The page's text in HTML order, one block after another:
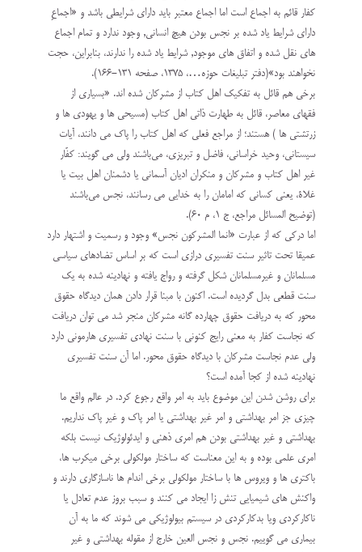
کفار قائم به اجماع است اما اجماع معتبر باید دارای شرایطی باشد و «اجماعِ
داراى شرایط یاد شده بر نجس بودن هیچ انسانى, وجود ندارد و تمام اجماع
هاى نقل شده و اتفاق هاى موجود, شرایط یاد شده را ندارند، بنابراین، حجت
نخواهند بود»(دفتر تبلیغات حوزه…، 1375، صفحه 131-166).
برخی هم قائل به تفکیک اهل کتاب از مشرکان شده اند. «بسياري از
فقهاي معاصر، قائل به طهارت ذاتي اهل كتاب (مسيحي ها و يهودي ها و
زرتشتي ها ) هستند؛ از مراجع فعلي كه اهل كتاب را پاك مي دانند، آيات
‌سيستاني، وحيد خراساني، فاضل و تبريزي، مي‌باشند ولی می گویند: كفّار
غير اهل كتاب و مشركان و منكران اديان آسماني يا دشمنان اهل بيت يا
غلاة، يعني كساني كه امامان را به خدايي مي رسانند، نجس مي‌باشند
(توضيح المسائل مراجع، ج 1، م ‌60).
اما درکی که از عبارت «انما المشرکون نجس» وجود و رسمیت و اشتهار دارد
عمیقا تحت تاثیر سنت تفسیری درازی است که بر اساس تضادهای سیاسی
مسلمانان و غیرمسلمانان شکل گرفته و رواج یافته و نهادینه شده به یک
سنت قطعی بدل گردیده است. اکنون با مبنا قرار دادن همان دیدگاه حقوق
محور که به دریافت حقوق چهارده گانه مشرکان منجر شد می توان دریافت
که نجاست کفار به معنی رایج کنونی با سنت نهادی تفسیری هارمونی دارد
ولی عدم نجاست مشرکان با دیدگاه حقوق محور. اما آن سنت تفسیری
نهادینه شده از کجا آمده است؟
برای روشن شدن این موضوع باید به امر واقع رجوع کرد. در عالم واقع ما
چیزی جز امر بهداشتی و امر غیر بهداشتی یا امر پاک و غیر پاک نداریم.
بهداشتی و غیر بهداشتی بودن هم امری ذهنی و ایدئولوژیک نیست بلکه
امری علمی بوده و به این معناست که ساختار مولکولی برخی میکرب ها،
باکتری ها و ویروس ها با ساختار مولکولی برخی اندام ها ناسازگاری دارند و
واکنش های شیمیایی تنش زا ایجاد می کنند و سبب بروز عدم تعادل یا
ناکارکردی ویا بدکارکردی در سیستم بیولوژیکی می شوند که ما به آن
بیماری می گوییم. نجس و نجس العین خارج از مقوله بهداشتی و غیر